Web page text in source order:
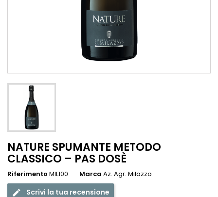
NATURE SPUMANTE METODO
CLASSICO – PAS DOSÈ
Riferimento MIL100 Marca Az. Agr. Milazzo
edit Scrivi la tua recensione